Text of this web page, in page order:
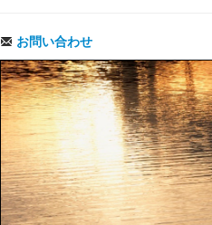
お問い合わせ